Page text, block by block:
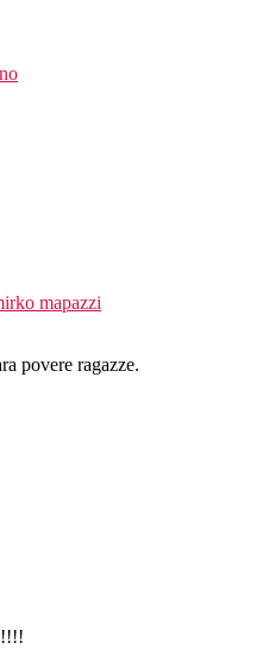
mapazzi
povere ragazze.